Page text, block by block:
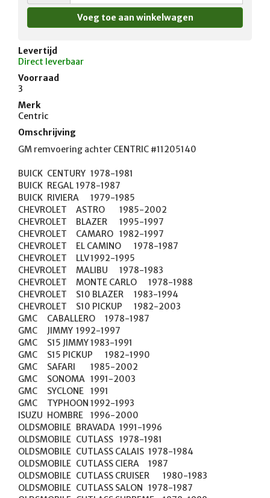
Levertijd
Direct leverbaar
Voorraad
3
Merk
Centric
Omschrijving
GM remvoering achter CENTRIC #11205140
BUICK	CENTURY	1978-1981
BUICK	REGAL	1978-1987
BUICK	RIVIERA	1979-1985
CHEVROLET	ASTRO	1985-2002
CHEVROLET	BLAZER	1995-1997
CHEVROLET	CAMARO	1982-1997
CHEVROLET	EL CAMINO	1978-1987
CHEVROLET	LLV	1992-1995
CHEVROLET	MALIBU	1978-1983
CHEVROLET	MONTE CARLO	1978-1988
CHEVROLET	S10 BLAZER	1983-1994
CHEVROLET	S10 PICKUP	1982-2003
GMC	CABALLERO	1978-1987
GMC	JIMMY	1992-1997
GMC	S15 JIMMY	1983-1991
GMC	S15 PICKUP	1982-1990
GMC	SAFARI	1985-2002
GMC	SONOMA	1991-2003
GMC	SYCLONE	1991
GMC	TYPHOON	1992-1993
ISUZU	HOMBRE	1996-2000
OLDSMOBILE	BRAVADA	1991-1996
OLDSMOBILE	CUTLASS	1978-1981
OLDSMOBILE	CUTLASS CALAIS	1978-1984
OLDSMOBILE	CUTLASS CIERA	1987
OLDSMOBILE	CUTLASS CRUISER	1980-1983
OLDSMOBILE	CUTLASS SALON	1978-1987